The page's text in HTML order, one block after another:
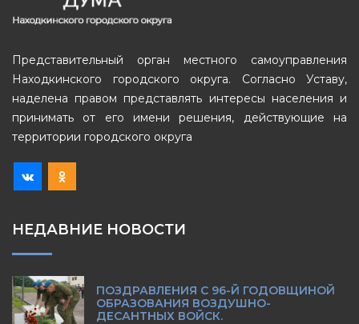
Представительный орган местного самоуправления
Находкинского городского округа. Согласно Уставу,
наделена правом представлять интересы населения и
принимать от его имени решения, действующие на
территории городского округа
НЕДАВНИЕ НОВОСТИ
ПОЗДРАВЛЕНИЯ С 96-Й ГОДОВЩИНОЙ
ОБРАЗОВАНИЯ ВОЗДУШНО-
ДЕСАНТНЫХ ВОЙСК.